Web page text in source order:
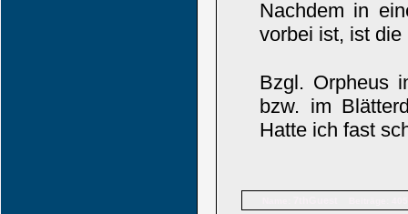
Nachdem in
vorbei ist, ist
Bzgl. Orpheus
bzw. im
Hatte ich fast